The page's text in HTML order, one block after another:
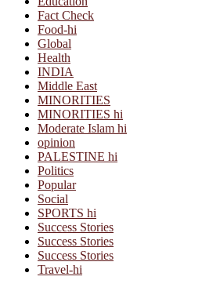
Fact Check
Food-hi
Global
Health
INDIA
Middle East
MINORITIES
MINORITIES hi
Moderate Islam hi
opinion
PALESTINE hi
Politics
Popular
Social
SPORTS hi
Success Stories
Success Stories
Success Stories
Travel-hi